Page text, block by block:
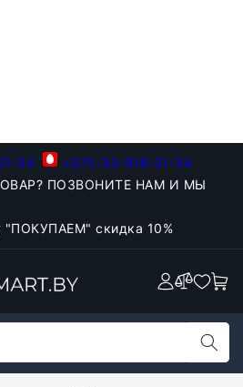
34
+375-33-918-21-34
ПОЗВОНИТЕ НАМ И МЫ
"ПОКУПАЕМ" скидка 10%